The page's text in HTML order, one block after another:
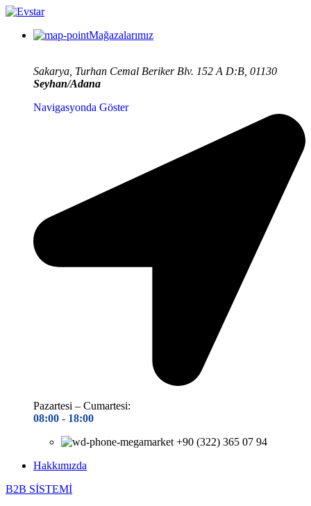
Mağazalarımız
Sakarya, Turhan Cemal Beriker Blv. 152 A D:B, 01130
Seyhan/Adana
Navigasyonda Göster
Pazartesi – Cumartesi:
08:00 - 18:00
+90 (322) 365 07 94
Hakkımızda
B2B SİSTEMİ